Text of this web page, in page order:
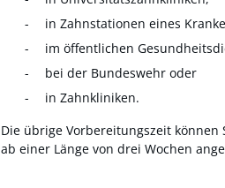
in Zahnstationen eines
im öffentlichen
bei der Bundeswehr oder
in Zahnkliniken.
Die übrige Vorbereitungszeit
ab einer Länge von drei Wochen